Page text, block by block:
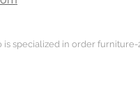
is specialized in order